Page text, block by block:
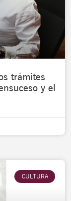
trámites
y el
CULTURA